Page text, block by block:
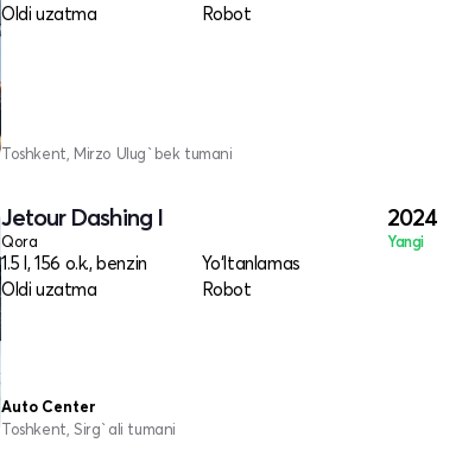
Oldi uzatma
Robot
Toshkent, Mirzo Ulug`bek tumani
Jetour Dashing I
Qora
1.5 l, 156 o.k., benzin
Yo‘ltanlamas
Oldi uzatma
Robot
2024
Yangi
Auto Center
Toshkent, Sirg`ali tumani